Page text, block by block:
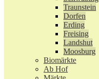
Traunstein
Dorfen
Erding
Freising
Landshut
Moosburg
Biomärkte
Ab Hof